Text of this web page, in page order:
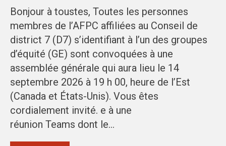
Bonjour à toustes, Toutes les personnes
membres de l’AFPC affiliées au Conseil de
district 7 (D7) s’identifiant à l’un des groupes
d’équité (GE) sont convoquées à une
assemblée générale qui aura lieu le 14
septembre 2026 à 19 h 00, heure de l’Est
(Canada et États-Unis). Vous êtes
cordialement invité. e à une
réunion Teams dont le…